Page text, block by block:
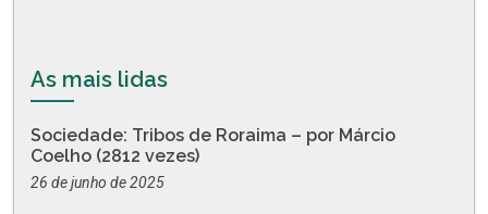
As mais lidas
Sociedade: Tribos de Roraima – por Márcio
Coelho (2812 vezes)
26 de junho de 2025